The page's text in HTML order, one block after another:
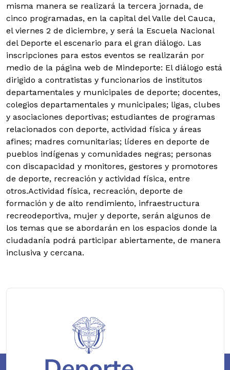
misma manera se realizará la tercera jornada, de
cinco programadas, en la capital del Valle del Cauca,
el viernes 2 de diciembre, y será la Escuela Nacional
del Deporte el escenario para el gran diálogo. Las
inscripciones para estos eventos se realizarán por
medio de la página web de Mindeporte: El diálogo está
dirigido a contratistas y funcionarios de institutos
departamentales y municipales de deporte; docentes,
colegios departamentales y municipales; ligas, clubes
y asociaciones deportivas; estudiantes de programas
relacionados con deporte, actividad física y áreas
afines; madres comunitarias; líderes en deporte de
pueblos indígenas y comunidades negras; personas
con discapacidad y monitores, gestores y promotores
de deporte, recreación y actividad física, entre
otros.Actividad física, recreación, deporte de
formación y de alto rendimiento, infraestructura
recreodeportiva, mujer y deporte, serán algunos de
los temas que se abordarán en los espacios donde la
ciudadanía podrá participar abiertamente, de manera
inclusiva y cercana.